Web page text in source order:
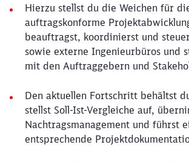
Hierzu stellst du die Weichen für
auftragskonforme
beauftragst, koordinierst und
sowie externe Ingenieurbüros und
mit den Auftraggebern und
Den aktuellen Fortschritt behältst
stellst Soll-Ist-Vergleiche auf,
Nachtragsmanagement und führst
entsprechende